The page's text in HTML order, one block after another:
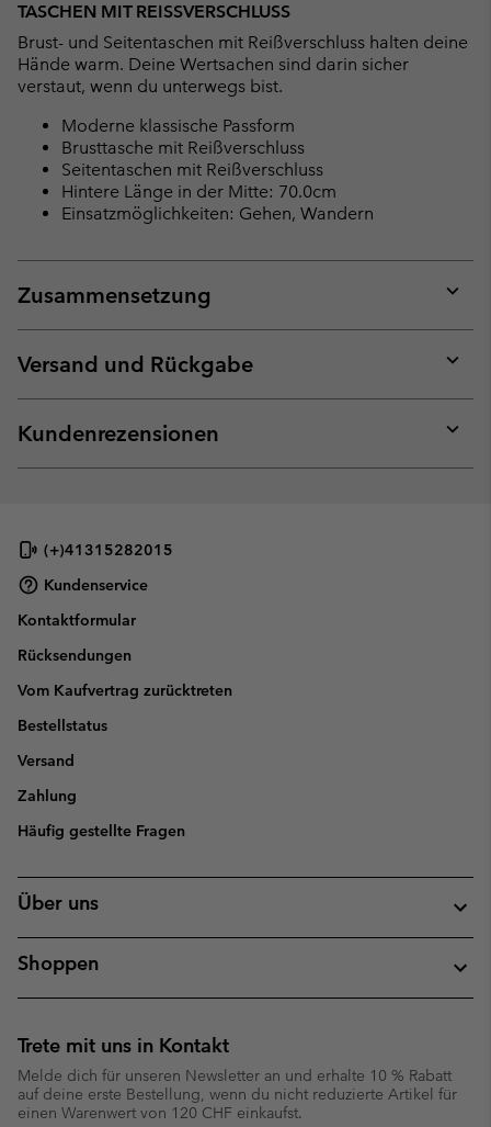
TASCHEN MIT REISSVERSCHLUSS
Brust- und Seitentaschen mit Reißverschluss halten deine
Hände warm. Deine Wertsachen sind darin sicher
verstaut, wenn du unterwegs bist.
Moderne klassische Passform
Brusttasche mit Reißverschluss
Seitentaschen mit Reißverschluss
Hintere Länge in der Mitte: 70.0cm
Einsatzmöglichkeiten: Gehen, Wandern
Zusammensetzung
or
Versand und Rückgabe
or
Kundenrezensionen
or
(+)41315282015
Kundenservice
Kontaktformular
Rücksendungen
Vom Kaufvertrag zurücktreten
Bestellstatus
Versand
Zahlung
Häufig gestellte Fragen
Über uns
Shoppen
Trete mit uns in Kontakt
Melde dich für unseren Newsletter an und erhalte 10 % Rabatt
auf deine erste Bestellung, wenn du nicht reduzierte Artikel für
einen Warenwert von 120 CHF einkaufst.